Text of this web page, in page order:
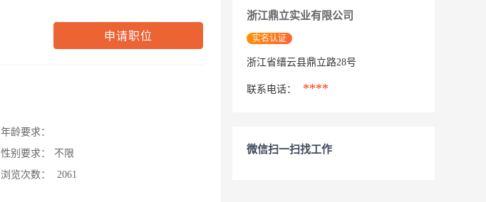
申请职位
年龄要求：
性别要求：
不限
浏览次数：
2061
浙江鼎立实业有限公司
实名认证
浙江省缙云县鼎立路28号
联系电话： ****
微信扫一扫找工作